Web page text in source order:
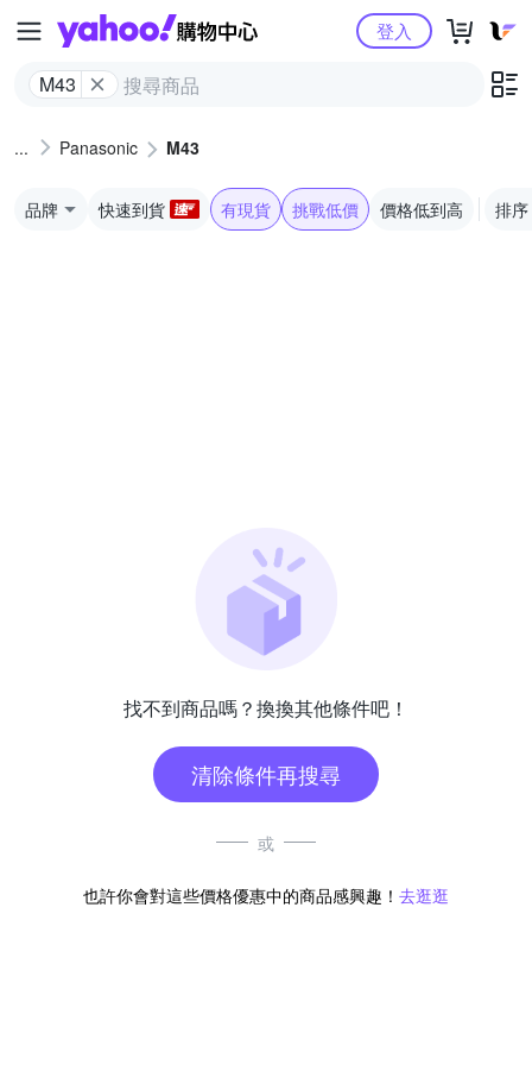
Yahoo購物中心
M43
登入
Panasonic M43
品牌 快速到貨 有現貨 挑戰低價 價格低到高 排序
找不到商品嗎？換換其他條件吧！
清除條件再搜尋
或
也許你會對這些價格優惠中的商品感興趣！ 去逛逛